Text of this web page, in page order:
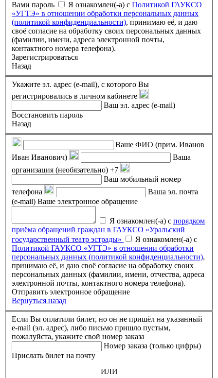
Вами пароль
Я ознакомлен(-а) с Политикой ГАУКСО
«УГТЭ» в отношении обработки персональных данных
(политикой конфиденциальности), принимаю её, и даю
своё согласие на обработку своих персональных данных
(фамилии, имени, адреса электронной почты,
контактного номера телефона).
Зарегистрироваться
Назад
Укажите эл. адрес (e-mail), с которого Вы
регистрировались в личном кабинете
Ваш эл. адрес (e-mail)
Восстановить пароль
Назад
Ваше ФИО (прим. Иванов
Иван Иванович)
Ваша
организация (необязательно) +7
Ваш мобильный номер
телефона
Ваша эл. почта
(e-mail) Ваше электронное обращение
Я ознакомлен(-а) с порядком
приёма обращений граждан в ГАУКСО «Уральский
государственный театр эстрады»
Я ознакомлен(-а) с
Политикой ГАУКСО «УГТЭ» в отношении обработки
персональных данных (политикой конфиденциальности),
принимаю её, и даю своё согласие на обработку своих
персональных данных (фамилии, имени, отчества, адреса
электронной почты, контактного номера телефона).
Отправить электронное обращение
Вернуться назад
Если Вы оплатили билет, но он не пришёл на указанный
e-mail (эл. адрес), либо письмо пришло пустым,
пожалуйста, укажите свой номер заказа
Номер заказа (только цифры)
Прислать билет на почту
ИЛИ